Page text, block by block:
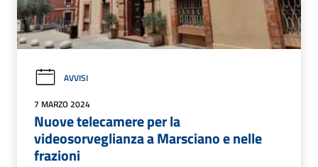
AVVISI
7 MARZO 2024
Nuove telecamere per la
videosorveglianza a Marsciano e nelle
frazioni